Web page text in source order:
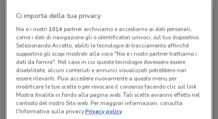
Ci importa della tua privacy
Noi e i nostri 1014partner archiviamo e accediamo ai dati personali,
come i dati di navigazione gli o identificatori univoci, sul tuo dispositivo.
Selezionando Accetto, abiliti le tecnologie di tracciamento affinché
supportino gli scopi mostrati alla voce "Noi e i nostri partner trattiamo i
dati da fornire". Nel caso in cui queste tecnologie dovessero essere
disabilitate, alcuni contenuti e annunci visualizzati potrebbero non
essere rilevanti. Puoi accedere nuovamente a questo menu per
modificare le tue scelte o per revocare il consenso facendo clic sul link
Mostra finalità in fondo alla pagina web. Tali scelte avranno effetto nel
contesto del nostro Sito web. Per maggiori informazioni, consulta
l'Informativa sulla privacy.Privacy policy